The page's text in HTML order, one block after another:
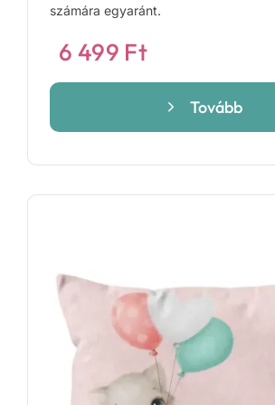
számára egyaránt.
6 499 Ft
Tovább